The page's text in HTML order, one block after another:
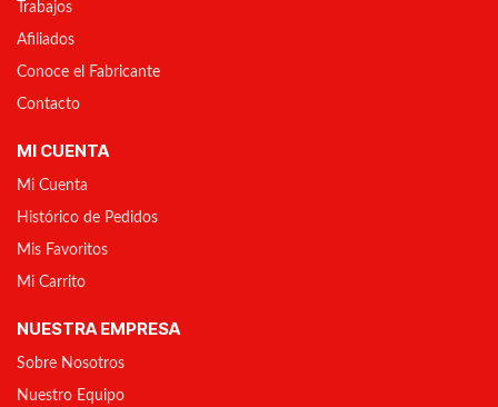
Trabajos
Afiliados
Conoce el Fabricante
Contacto
MI CUENTA
Mi Cuenta
Histórico de Pedidos
Mis Favoritos
Mi Carrito
NUESTRA EMPRESA
Sobre Nosotros
Nuestro Equipo